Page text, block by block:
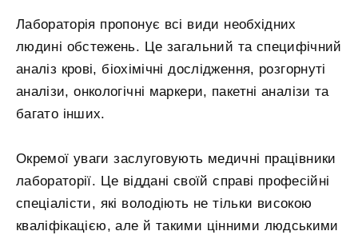
Лабораторія пропонує всі види необхідних
людині обстежень. Це загальний та специфічний
аналіз крові, біохімічні дослідження, розгорнуті
аналізи, онкологічні маркери, пакетні аналізи та
багато інших.
Окремої уваги заслуговують медичні працівники
лабораторії. Це віддані своїй справі професійні
спеціалісти, які володіють не тільки високою
кваліфікацією, але й такими цінними людськими